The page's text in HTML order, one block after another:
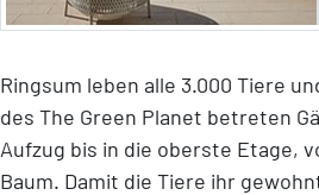
Ringsum leben alle 3.000 Tiere
des The Green Planet betreten
Aufzug bis in die oberste Etage,
Baum. Damit die Tiere ihr